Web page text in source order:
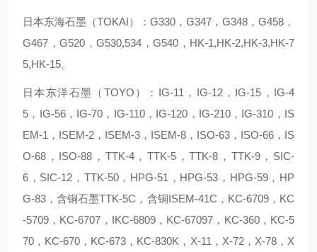
日本东海石墨（TOKAI）：G330，G347，G348，G458，
G467，G520，G530,534，G540，HK-1,HK-2,HK-3,HK-7
5,HK-15。
日本东洋石墨（TOYO）：IG-11，IG-12，IG-15，IG-4
5，IG-56，IG-70，IG-110，IG-120，IG-210，IG-310，IS
EM-1，ISEM-2，ISEM-3，ISEM-8，ISO-63，ISO-66，IS
O-68，ISO-88，TTK-4，TTK-5，TTK-8，TTK-9，SIC-
6，SIC-12，TTK-50，HPG-51，HPG-53，HPG-59，HP
G-83，含铜石墨TTK-5C，含铜ISEM-41C，KC-6709，KC
-5709，KC-6707，IKC-6809，KC-67097，KC-360，KC-5
70，KC-670，KC-673，KC-830K，X-11，X-72，X-78，X